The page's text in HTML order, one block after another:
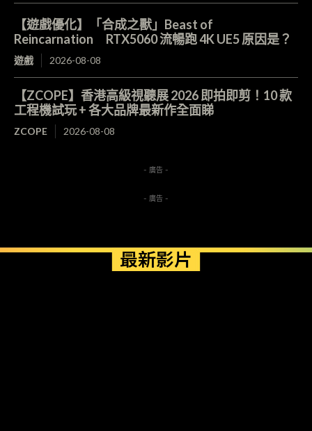
【遊戲優化】「合成之獸」Beast of
Reincarnation RTX5060 流暢跑 4K UE5 原因是？
遊戲 2026-08-08
【ZCOPE】香港高級視聽展 2026 即拍即剪！10 款
工程機試玩 + 各大品牌最新作全面睇
ZCOPE 2026-08-08
- 廣告 -
- 廣告 -
最新影片